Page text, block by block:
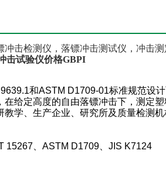
冲击检测仪，落镖冲击测试仪，冲击
击试验仪价格GBPI
和ASTM D1709-01标准规范设
在给定高度的自由落镖冲击下，测定
学、生产企业、研究所及质量检测机
15267、ASTM D1709、JIS K7124